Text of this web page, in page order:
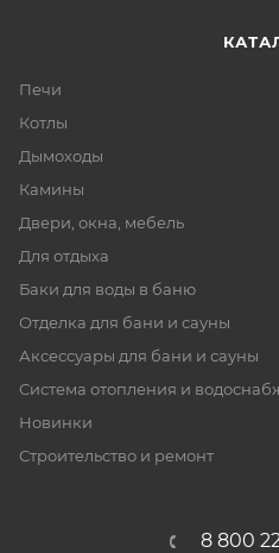
Печи
Котлы
Дымоходы
Камины
Двери, окна, мебель
Для отдыха
Баки для воды в баню
Отделка для бани и сауны
Аксессуары для бани и сауны
Система отопления и
Новинки
Строительство и ремонт
8 800